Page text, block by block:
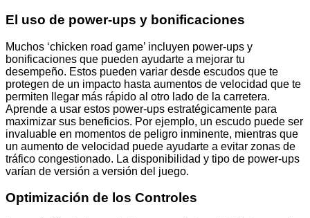
El uso de power-ups y bonificaciones
Muchos ‘chicken road game’ incluyen power-ups y
bonificaciones que pueden ayudarte a mejorar tu
desempeño. Estos pueden variar desde escudos que te
protegen de un impacto hasta aumentos de velocidad que te
permiten llegar más rápido al otro lado de la carretera.
Aprende a usar estos power-ups estratégicamente para
maximizar sus beneficios. Por ejemplo, un escudo puede ser
invaluable en momentos de peligro inminente, mientras que
un aumento de velocidad puede ayudarte a evitar zonas de
tráfico congestionado. La disponibilidad y tipo de power-ups
varían de versión a versión del juego.
Optimización de los Controles